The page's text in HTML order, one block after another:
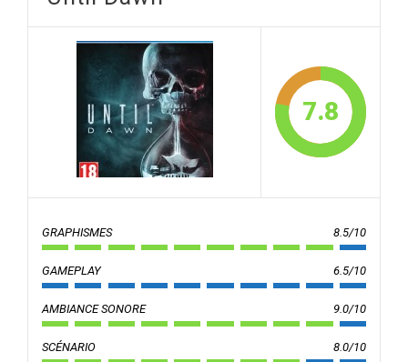
7.8
GRAPHISMES 8.5/10
GAMEPLAY 6.5/10
AMBIANCE SONORE 9.0/10
SCÉNARIO 8.0/10